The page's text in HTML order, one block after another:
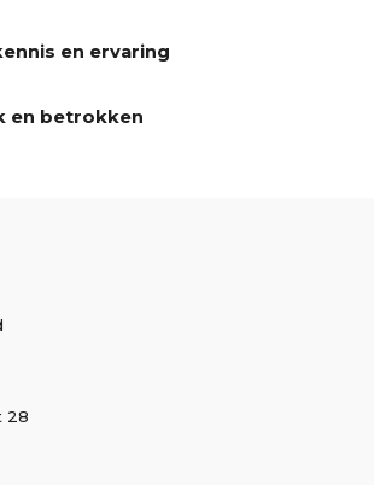
en ervaring
en betrokken
28